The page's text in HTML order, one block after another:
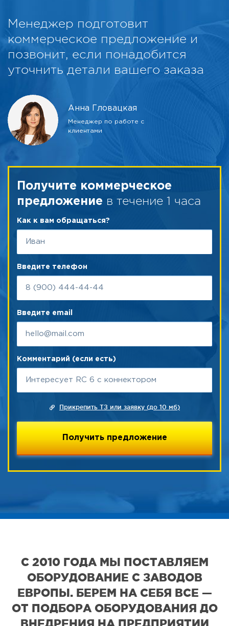
Менеджер подготовит
коммерческое предложение и
позвонит, если понадобится
уточнить детали вашего заказа
Анна Гловацкая
Менеджер по работе с
клиентами
Получите коммерческое
предложение в течение 1 часа
Как к вам обращаться?
Введите телефон
Введите email
Комментарий (если есть)
Прикрепить ТЗ или заявку (до 10 мб)
С 2010 ГОДА МЫ ПОСТАВЛЯЕМ
ОБОРУДОВАНИЕ С ЗАВОДОВ
ЕВРОПЫ. БЕРЕМ НА СЕБЯ ВСЕ —
ОТ ПОДБОРА ОБОРУДОВАНИЯ ДО
ВНЕДРЕНИЯ НА ПРЕДПРИЯТИИ